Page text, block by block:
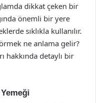
dikkat çeken bir
önemli bir yere
sıklıkla kullanılır.
ne anlama gelir?
hakkında detaylı bir